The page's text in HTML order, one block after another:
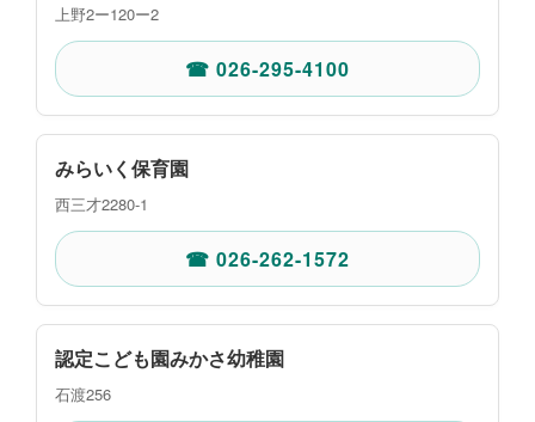
上野2ー120ー2
☎ 026-295-4100
みらいく保育園
西三才2280-1
☎ 026-262-1572
認定こども園みかさ幼稚園
石渡256